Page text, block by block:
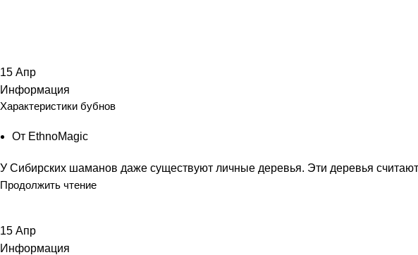
15 Апр
Информация
Характеристики бубнов
От EthnoMagic
У Сибирских шаманов даже существуют личные деревья. Эти деревья
Продолжить чтение
15 Апр
Информация